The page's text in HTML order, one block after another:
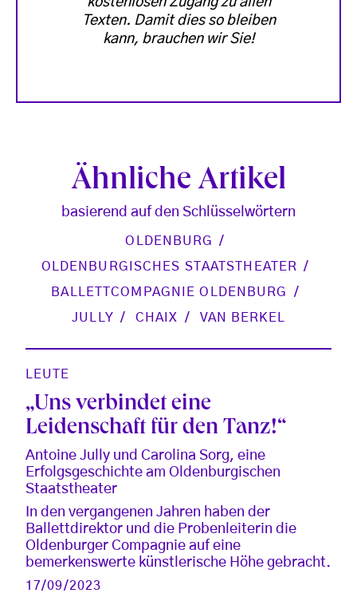
Texten. Damit dies so bleiben
kann, brauchen wir Sie!
Ähnliche Artikel
basierend auf den Schlüsselwörtern
OLDENBURG
OLDENBURGISCHES STAATSTHEATER
BALLETTCOMPAGNIE OLDENBURG
JULLY
CHAIX VAN BERKEL
LEUTE
„Uns verbindet eine
Leidenschaft für den Tanz!“
Antoine Jully und Carolina Sorg, eine
Erfolgsgeschichte am Oldenburgischen
Staatstheater
In den vergangenen Jahren haben der
Ballettdirektor und die Probenleiterin die
Oldenburger Compagnie auf eine
bemerkenswerte künstlerische Höhe gebracht.
17/09/2023